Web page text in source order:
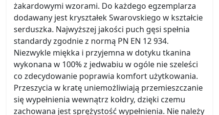
żakardowymi wzorami. Do każdego egzemplarza
dodawany jest kryształek Swarovskiego w kształcie
serduszka. Najwyższej jakości puch gęsi spełnia
standardy zgodnie z normą PN EN 12 934.
Niezwykle miękka i przyjemna w dotyku tkanina
wykonana w 100% z jedwabiu w ogóle nie szeleści
co zdecydowanie poprawia komfort użytkowania.
Przeszycia w kratę uniemożliwiają przemieszczanie
się wypełnienia wewnątrz kołdry, dzięki czemu
zachowana jest sprężystość wypełnienia. Nie należy